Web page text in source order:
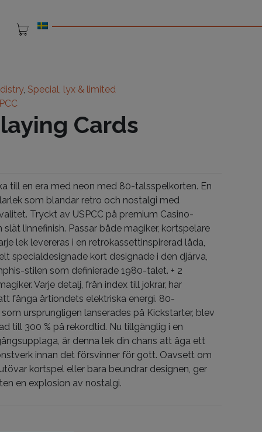
, Special, lyx & limited
Cards
till en era med neon med 80-talsspelkorten. En
som blandar retro och nostalgi med
Tryckt av USPCC på premium Casino-
linnefinish. Passar både magiker, kortspelare
lek levereras i en retrokassettinspirerad låda,
specialdesignade kort designade i den djärva,
stilen som definierade 1980-talet. + 2
Varje detalj, från index till jokrar, har
fånga årtiondets elektriska energi. 80-
ursprungligen lanserades på Kickstarter, blev
till 300 % på rekordtid. Nu tillgänglig i en
är denna lek din chans att äga ett
innan det försvinner för gott. Oavsett om
kortspel eller bara beundrar designen, ger
en explosion av nostalgi.